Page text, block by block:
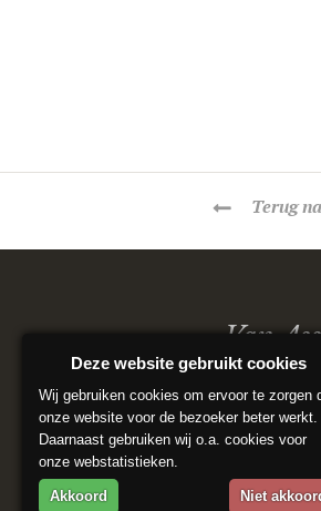
Terug
Van
Postbus
6802
Deze website gebruikt cookies
Wij gebruiken cookies om ervoor te zorgen
onze website voor de bezoeker beter werkt.
Daarnaast gebruiken wij o.a. cookies voor
onze webstatistieken.
Akkoord Niet